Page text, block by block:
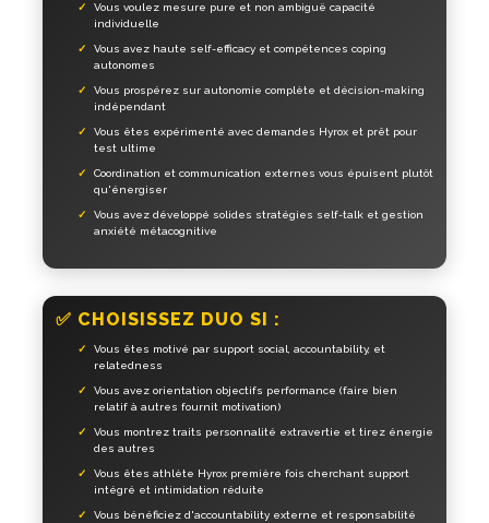
Vous voulez mesure pure et non ambiguë capacité
individuelle
Vous avez haute self-efficacy et compétences coping
autonomes
Vous prospérez sur autonomie complète et décision-making
indépendant
Vous êtes expérimenté avec demandes Hyrox et prêt pour
test ultime
Coordination et communication externes vous épuisent plutôt
qu'énergiser
Vous avez développé solides stratégies self-talk et gestion
anxiété métacognitive
✅ CHOISISSEZ DUO SI :
Vous êtes motivé par support social, accountability, et
relatedness
Vous avez orientation objectifs performance (faire bien
relatif à autres fournit motivation)
Vous montrez traits personnalité extravertie et tirez énergie
des autres
Vous êtes athlète Hyrox première fois cherchant support
intégré et intimidation réduite
Vous bénéficiez d'accountability externe et responsabilité